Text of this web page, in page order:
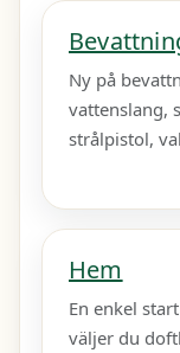
Ny på
vattenslang,
strålpistol,
Hem
En enkel
väljer du